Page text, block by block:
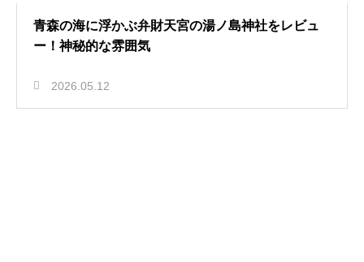
青森の海に浮かぶ弁財天宮の湯ノ島神社をレビュ
ー！神秘的な雰囲気
2026.05.12